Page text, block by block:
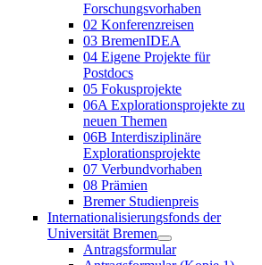
Forschungsvorhaben
02 Konferenzreisen
03 BremenIDEA
04 Eigene Projekte für
Postdocs
05 Fokusprojekte
06A Explorationsprojekte zu
neuen Themen
06B Interdisziplinäre
Explorationsprojekte
07 Verbundvorhaben
08 Prämien
Bremer Studienpreis
Internationalisierungsfonds der
Universität Bremen
Antragsformular